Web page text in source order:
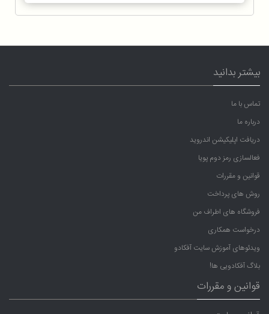
بیشتر بدانید
تماس با ما
درباره ما
دریافت اپلیکیشن اندروید
فعالسازی رمز دوم پویا
قوانین و مقررات
روش های پرداخت
فروشگاه های اطراف من
درخواست همکاری
ویدئوهای آموزش سایت آفکادو
بلاگ آفکادویی ها!
قوانین و مقررات